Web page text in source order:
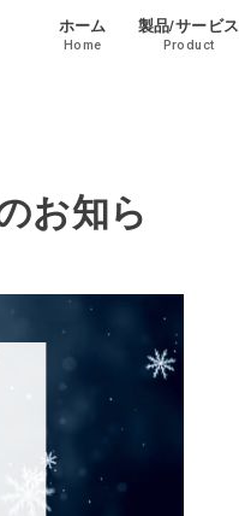
ホーム
Home
製品/サービス
Product
お知ら